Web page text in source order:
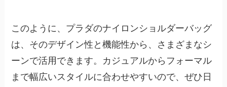
このように、プラダのナイロンショルダーバッグ
は、そのデザイン性と機能性から、さまざまなシ
ーンで活用できます。カジュアルからフォーマル
まで幅広いスタイルに合わせやすいので、ぜひ日